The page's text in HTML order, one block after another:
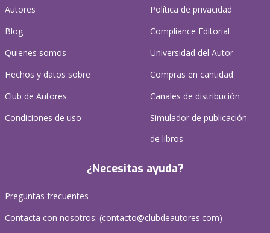
Autores
Blog
Quienes somos
Hechos y datos sobre
Club de Autores
Condiciones de uso
Política de privacidad
Compliance Editorial
Universidad del Autor
Compras en cantidad
Canales de distribución
Simulador de publicación
de libros
¿Necesitas ayuda?
Preguntas frecuentes
Contacta con nosotros: (contacto@clubdeautores.com)